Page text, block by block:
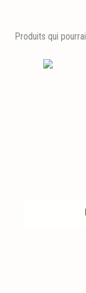
Produits qui